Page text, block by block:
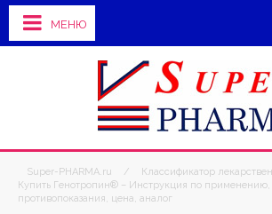
МЕНЮ
Super-PHARMA.ru / Классификатор
Купить Генотропин® – Инструкция по применению,
противопоказания, цена, аналог